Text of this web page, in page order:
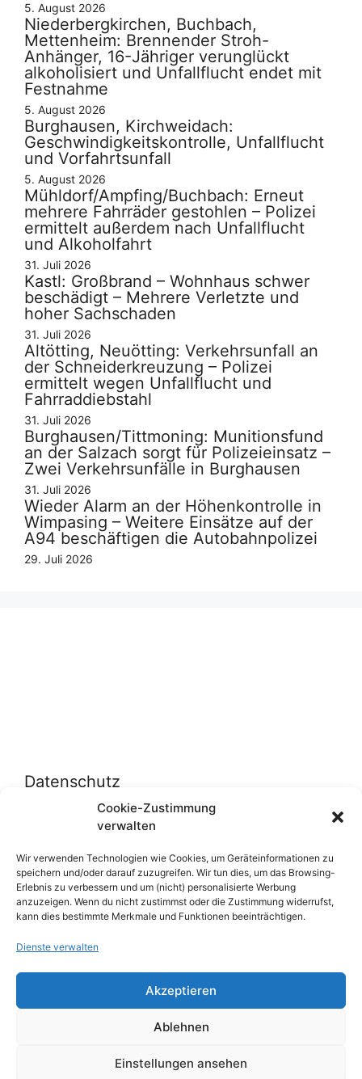
Cookie-Zustimmung
verwalten
Wir verwenden Technologien wie Cookies, um Geräteinformationen zu
speichern und/oder darauf zuzugreifen. Wir tun dies, um das Browsing-
Erlebnis zu verbessern und um (nicht) personalisierte Werbung
anzuzeigen. Wenn du nicht zustimmst oder die Zustimmung widerrufst,
kann dies bestimmte Merkmale und Funktionen beeinträchtigen.
Dienste verwalten
Akzeptieren
Ablehnen
Einstellungen ansehen
5. August 2026
Niederbergkirchen, Buchbach,
Mettenheim: Brennender Stroh-
Anhänger, 16-Jähriger verunglückt
alkoholisiert und Unfallflucht endet mit
Festnahme
5. August 2026
Burghausen, Kirchweidach:
Geschwindigkeitskontrolle, Unfallflucht
und Vorfahrtsunfall
5. August 2026
Mühldorf/Ampfing/Buchbach: Erneut
mehrere Fahrräder gestohlen – Polizei
ermittelt außerdem nach Unfallflucht
und Alkoholfahrt
31. Juli 2026
Kastl: Großbrand – Wohnhaus schwer
beschädigt – Mehrere Verletzte und
hoher Sachschaden
31. Juli 2026
Altötting, Neuötting: Verkehrsunfall an
der Schneiderkreuzung – Polizei
ermittelt wegen Unfallflucht und
Fahrraddiebstahl
31. Juli 2026
Burghausen/Tittmoning: Munitionsfund
an der Salzach sorgt für Polizeieinsatz –
Zwei Verkehrsunfälle in Burghausen
31. Juli 2026
Wieder Alarm an der Höhenkontrolle in
Wimpasing – Weitere Einsätze auf der
A94 beschäftigen die Autobahnpolizei
29. Juli 2026
Datenschutz
Datenschutzerklärung
Cookie-Richtlinie (EU)
Über uns
Impressum
Werben auf inn-sider
Einkaufen bei INN-SIDER-Partnern